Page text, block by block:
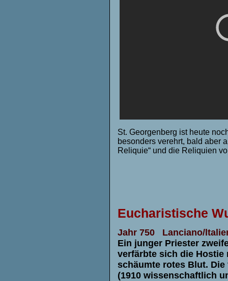
St. Georgenberg ist heute
besonders verehrt, bald aber
Reliquie“ und die Reliquien
Eucharistische
Jahr 750
Lanciano/
Ein junger Priester
verfärbte sich die Hostie
schäumte rotes Blut.
(1910 wissenschaftlich